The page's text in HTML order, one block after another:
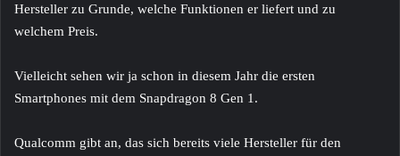
Hersteller zu Grunde, welche Funktionen er liefert und zu
welchem Preis.
Vielleicht sehen wir ja schon in diesem Jahr die ersten
Smartphones mit dem Snapdragon 8 Gen 1.
Qualcomm gibt an, das sich bereits viele Hersteller für den